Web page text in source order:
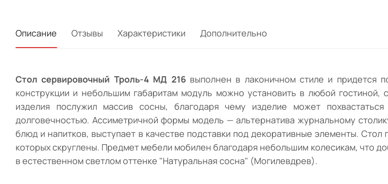
благодаря небольшим
добавляет удобства при
Реализуется в
"Натуральная сосна"
Описание Отзывы Характеристики Дополнительно
Стол сервировочный Троль-4 МД 216 выполнен в лаконичном стиле и придется
конструкции и небольшим габаритам модуль можно установить в любой гостиной,
изделия послужил массив сосны, благодаря чему изделие может
долговечностью. Ассиметричной формы модель — альтернатива журнальному
блюд и напитков, выступает в качестве подставки под декоративные элементы.
которых скруглены. Предмет мебели мобилен благодаря небольшим колесикам, что
в естественном светлом оттенке "Натуральная сосна" (Могилевдрев).